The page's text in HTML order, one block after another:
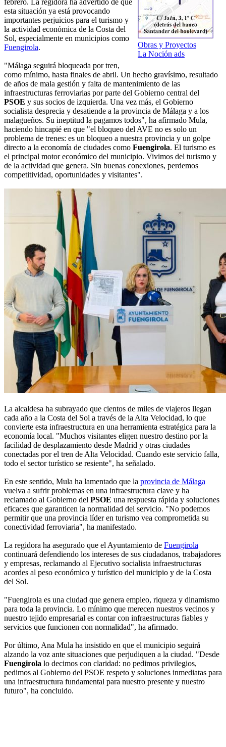
Obras y Proyectos
La Noción ads
febrero. La regidora ha advertido de que
esta situación ya está provocando
importantes perjuicios para el turismo y
la actividad económica de la Costa del
Sol, especialmente en municipios como
Fuengirola.
"Málaga seguirá bloqueada por tren,
como mínimo, hasta finales de abril. Un hecho gravísimo, resultado
de años de mala gestión y falta de mantenimiento de las
infraestructuras ferroviarias por parte del Gobierno central del
PSOE y sus socios de izquierda. Una vez más, el Gobierno
socialista desprecia y desatiende a la provincia de Málaga y a los
malagueños. Su ineptitud la pagamos todos", ha afirmado Mula,
haciendo hincapié en que "el bloqueo del AVE no es solo un
problema de trenes: es un bloqueo a nuestra provincia y un golpe
directo a la economía de ciudades como Fuengirola. El turismo es
el principal motor económico del municipio. Vivimos del turismo y
de la actividad que genera. Sin buenas conexiones, perdemos
competitividad, oportunidades y visitantes".
La alcaldesa ha subrayado que cientos de miles de viajeros llegan
cada año a la Costa del Sol a través de la Alta Velocidad, lo que
convierte esta infraestructura en una herramienta estratégica para la
economía local. "Muchos visitantes eligen nuestro destino por la
facilidad de desplazamiento desde Madrid y otras ciudades
conectadas por el tren de Alta Velocidad. Cuando este servicio falla,
todo el sector turístico se resiente", ha señalado.
En este sentido, Mula ha lamentado que la provincia de Málaga
vuelva a sufrir problemas en una infraestructura clave y ha
reclamado al Gobierno del PSOE una respuesta rápida y soluciones
eficaces que garanticen la normalidad del servicio. "No podemos
permitir que una provincia líder en turismo vea comprometida su
conectividad ferroviaria", ha manifestado.
La regidora ha asegurado que el Ayuntamiento de Fuengirola
continuará defendiendo los intereses de sus ciudadanos, trabajadores
y empresas, reclamando al Ejecutivo socialista infraestructuras
acordes al peso económico y turístico del municipio y de la Costa
del Sol.
"Fuengirola es una ciudad que genera empleo, riqueza y dinamismo
para toda la provincia. Lo mínimo que merecen nuestros vecinos y
nuestro tejido empresarial es contar con infraestructuras fiables y
servicios que funcionen con normalidad", ha afirmado.
Por último, Ana Mula ha insistido en que el municipio seguirá
alzando la voz ante situaciones que perjudiquen a la ciudad. "Desde
Fuengirola lo decimos con claridad: no pedimos privilegios,
pedimos al Gobierno del PSOE respeto y soluciones inmediatas para
una infraestructura fundamental para nuestro presente y nuestro
futuro", ha concluido.